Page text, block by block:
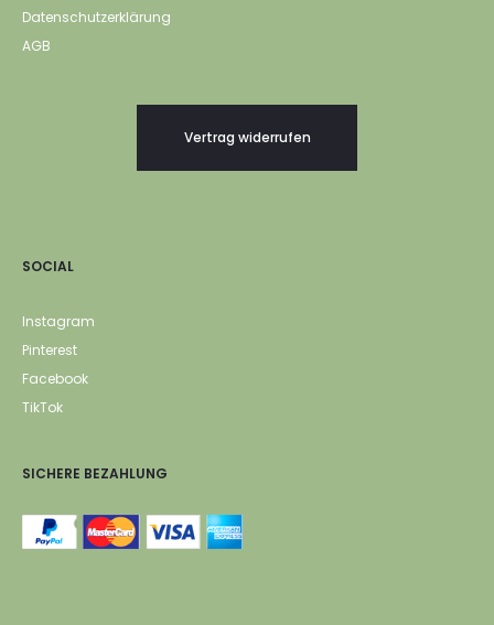
Datenschutzerklärung
AGB
Vertrag widerrufen
SOCIAL
Instagram
Pinterest
Facebook
TikTok
SICHERE BEZAHLUNG